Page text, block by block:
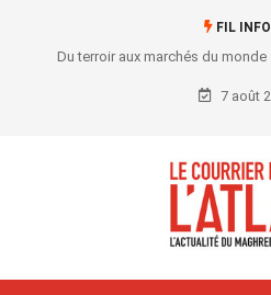
FIL INFO
Du terroir aux marchés du
7 août